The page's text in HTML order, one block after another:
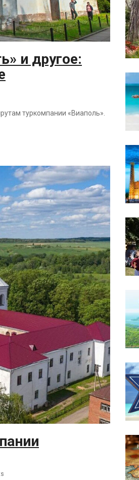
и другое:
туркомпании «Виаполь».